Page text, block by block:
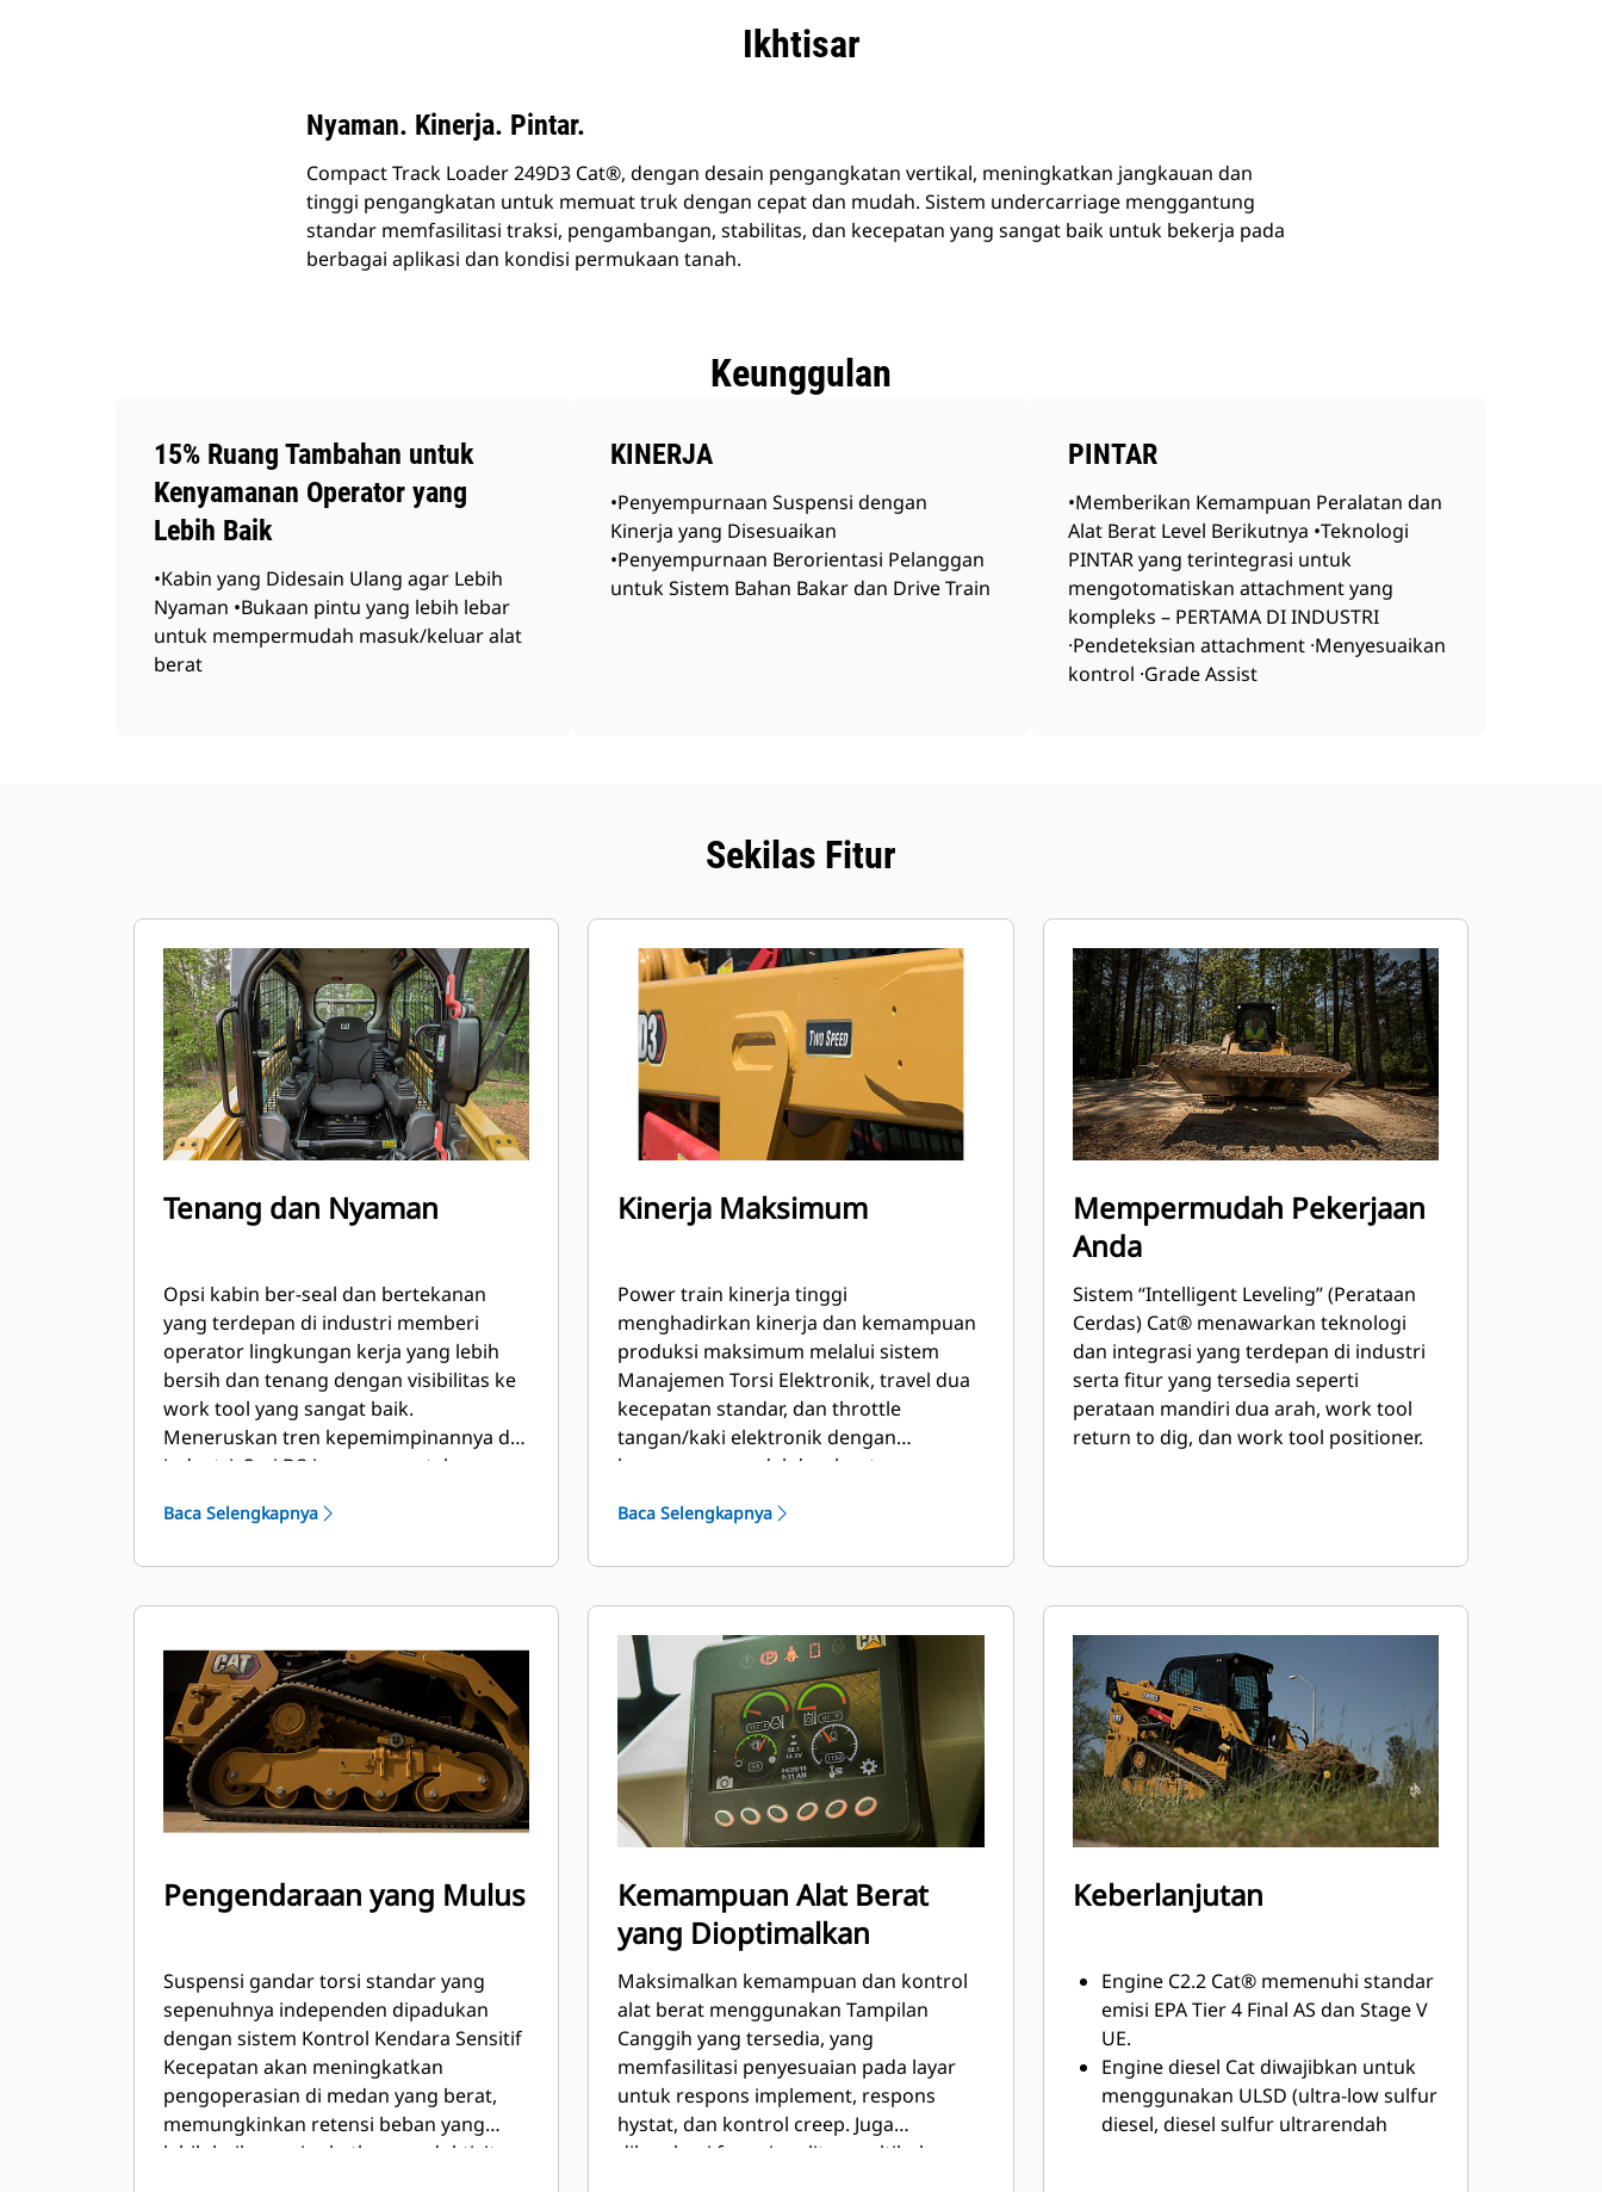
Ikhtisar
Nyaman. Kinerja. Pintar.
Compact Track Loader 249D3 Cat®, dengan desain pengangkatan vertikal, meningkatkan jangkauan dan
tinggi pengangkatan untuk memuat truk dengan cepat dan mudah. Sistem undercarriage menggantung
standar memfasilitasi traksi, pengambangan, stabilitas, dan kecepatan yang sangat baik untuk bekerja pada
berbagai aplikasi dan kondisi permukaan tanah.
Keunggulan
15% Ruang Tambahan untuk
Kenyamanan Operator yang
Lebih Baik
•Kabin yang Didesain Ulang agar Lebih
Nyaman •Bukaan pintu yang lebih lebar
untuk mempermudah masuk/keluar alat
berat
KINERJA
•Penyempurnaan Suspensi dengan
Kinerja yang Disesuaikan
•Penyempurnaan Berorientasi Pelanggan
untuk Sistem Bahan Bakar dan Drive Train
PINTAR
•Memberikan Kemampuan Peralatan dan
Alat Berat Level Berikutnya •Teknologi
PINTAR yang terintegrasi untuk
mengotomatiskan attachment yang
kompleks – PERTAMA DI INDUSTRI
·Pendeteksian attachment ·Menyesuaikan
kontrol ·Grade Assist
Sekilas Fitur
Tenang dan Nyaman
Opsi kabin ber-seal dan bertekanan
yang terdepan di industri memberi
operator lingkungan kerja yang lebih
bersih dan tenang dengan visibilitas ke
work tool yang sangat baik.
Meneruskan tren kepemimpinannya di
industri, Seri D3 juga menyertakan
sebagai perlengkapan standar untuk
Baca Selengkapnya
Kinerja Maksimum
Power train kinerja tinggi
menghadirkan kinerja dan kemampuan
produksi maksimum melalui sistem
Manajemen Torsi Elektronik, travel dua
kecepatan standar, dan throttle
tangan/kaki elektronik dengan
kemampuan pedal deselerator.
Baca Selengkapnya
Mempermudah Pekerjaan
Anda
Sistem “Intelligent Leveling” (Perataan
Cerdas) Cat® menawarkan teknologi
dan integrasi yang terdepan di industri
serta fitur yang tersedia seperti
perataan mandiri dua arah, work tool
return to dig, dan work tool positioner.
Pengendaraan yang Mulus
Suspensi gandar torsi standar yang
sepenuhnya independen dipadukan
dengan sistem Kontrol Kendara Sensitif
Kecepatan akan meningkatkan
pengoperasian di medan yang berat,
memungkinkan retensi beban yang
lebih baik, meningkatkan produktivitas
Kemampuan Alat Berat
yang Dioptimalkan
Maksimalkan kemampuan dan kontrol
alat berat menggunakan Tampilan
Canggih yang tersedia, yang
memfasilitasi penyesuaian pada layar
untuk respons implement, respons
hystat, dan kontrol creep. Juga
dilengkapi fungsionalitas multibahasa
Keberlanjutan
Engine C2.2 Cat® memenuhi standar
emisi EPA Tier 4 Final AS dan Stage V
UE.
Engine diesel Cat diwajibkan untuk
menggunakan ULSD (ultra-low sulfur
diesel, diesel sulfur ultrarendah